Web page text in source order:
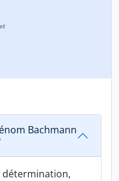
Bachmann